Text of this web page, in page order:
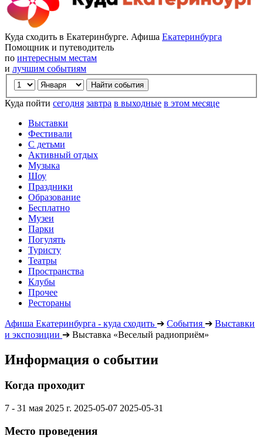
Куда сходить в Екатеринбурге. Афиша Екатеринбурга
Помощник и путеводитель
по интересным местам
и лучшим событиям
Куда пойти сегодня завтра в выходные в этом месяце
Выставки
Фестивали
С детьми
Активный отдых
Музыка
Шоу
Праздники
Образование
Бесплатно
Музеи
Парки
Погулять
Туристу
Театры
Пространства
Клубы
Прочее
Рестораны
Афиша Екатеринбурга - куда сходить ➔ События ➔ Выставки
и экспозиции ➔ Выставка «Веселый радиоприём»
Информация о событии
Когда проходит
7 - 31 мая 2025 г. 2025-05-07 2025-05-31
Место проведения